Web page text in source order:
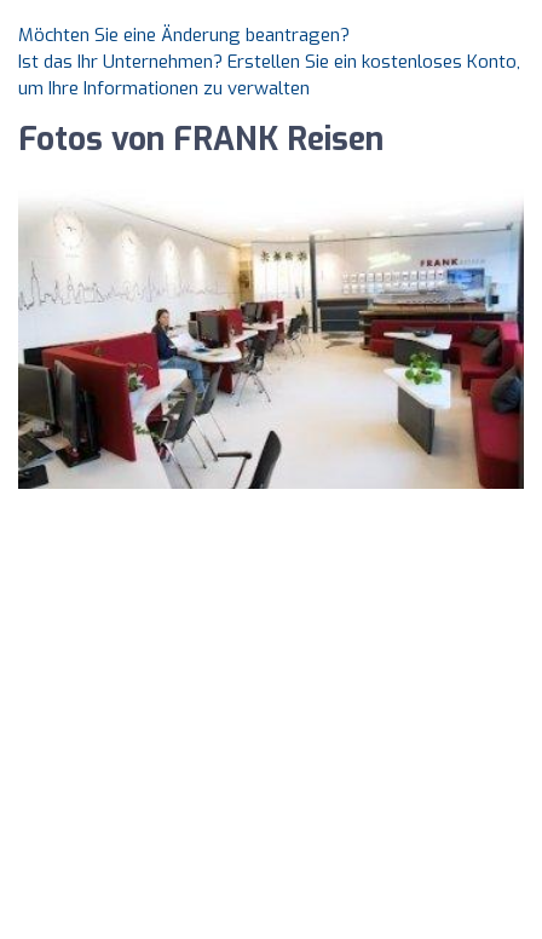
Möchten Sie eine Änderung beantragen?
Ist das Ihr Unternehmen? Erstellen Sie ein kostenloses Konto,
um Ihre Informationen zu verwalten
Fotos von FRANK Reisen